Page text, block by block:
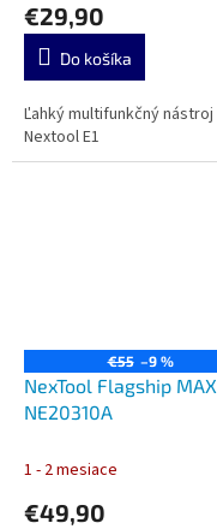
€29,90
Do košíka
Ľahký multifunkčný nástroj
Nextool E1
€55 –9 %
NexTool Flagship MAX
NE20310A
1 - 2 mesiace
€49,90